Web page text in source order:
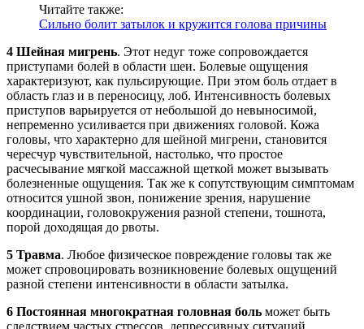
Читайте также:
Сильно болит затылок и кружится голова причины
4 Шейная мигрень. Этот недуг тоже сопровождается
приступами болей в области шеи. Болевые ощущения
характеризуют, как пульсирующие. При этом боль отдает в
область глаз и в переносицу, лоб. Интенсивность болевых
приступов варьируется от небольшой до невыносимой,
непременно усиливается при движениях головой. Кожа
головы, что характерно для шейной мигрени, становится
чересчур чувствительной, настолько, что простое
расчесывание мягкой массажной щеткой может вызывать
болезненные ощущения. Так же к сопутствующим симптомам
относится ушной звон, понижение зрения, нарушение
координации, головокружения разной степени, тошнота,
порой доходящая до рвоты.
5 Травма. Любое физическое повреждение головы так же
может спровоцировать возникновение болевых ощущений
разной степени интенсивности в области затылка.
6 Постоянная многократная головная боль может быть
следствием частых стрессов, депрессивных ситуаций.